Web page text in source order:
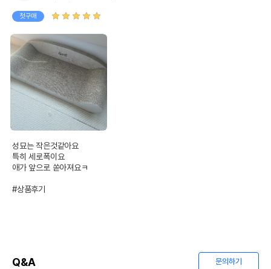
첫구매
성묘는 작은것같아요
특히 세로폭이요
애가 앞으로 쏟아져요ㅋ
#상품후기
Q&A 문의하기